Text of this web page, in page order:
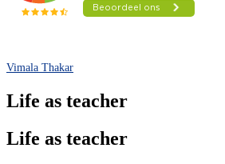
Vimala Thakar
Life as teacher
Life as teacher